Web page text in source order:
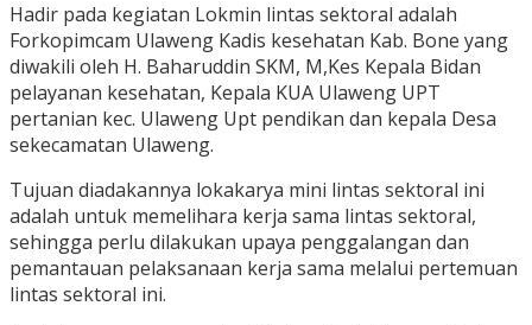
Hadir pada kegiatan Lokmin lintas sektoral adalah
Forkopimcam Ulaweng Kadis kesehatan Kab. Bone yang
diwakili oleh H. Baharuddin SKM, M,Kes Kepala Bidan
pelayanan kesehatan, Kepala KUA Ulaweng UPT
pertanian kec. Ulaweng Upt pendikan dan kepala Desa
sekecamatan Ulaweng.
Tujuan diadakannya lokakarya mini lintas sektoral ini
adalah untuk memelihara kerja sama lintas sektoral,
sehingga perlu dilakukan upaya penggalangan dan
pemantauan pelaksanaan kerja sama melalui pertemuan
lintas sektoral ini.